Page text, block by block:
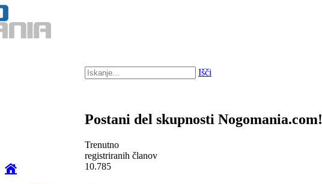
Išči
Postani del skupnosti Nogomania.com!
Trenutno
registriranih članov
10.785